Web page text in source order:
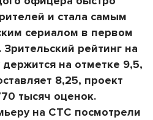
и стала самым
сериалом в первом
рейтинг на
на отметке 9,5,
8,25, проект
тысяч оценок.
на СТС посмотрели